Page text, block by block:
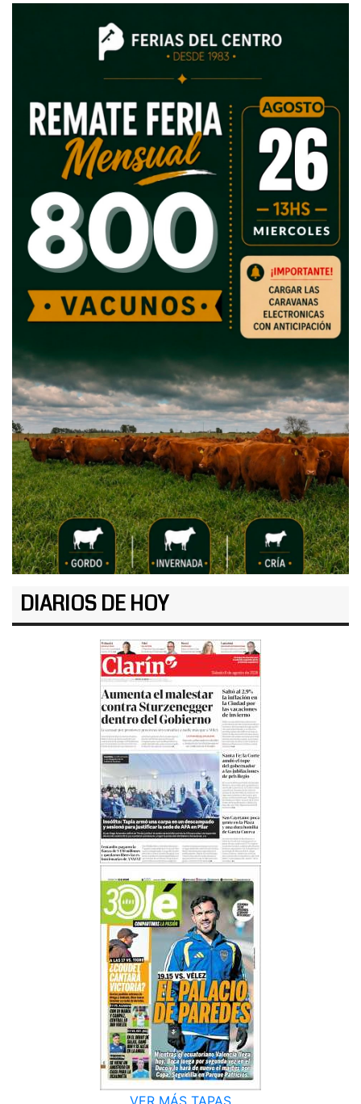
DIARIOS DE HOY
VER MÁS TAPAS